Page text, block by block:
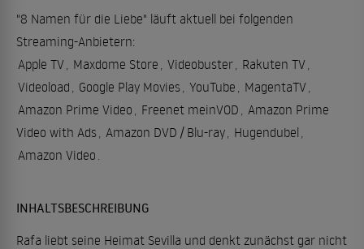
"8 Namen für die Liebe" läuft aktuell bei folgenden
Streaming-Anbietern:
Apple TV Maxdome Store Videobuster Rakuten TV
Videoload
Google Play Movies YouTube MagentaTV
Amazon Prime Video
Freenet meinVOD
Amazon Prime
Video with Ads Amazon DVD / Blu-ray Hugendubel
Amazon Video
INHALTSBESCHREIBUNG
Rafa liebt seine Heimat Sevilla und denkt zunächst gar nicht